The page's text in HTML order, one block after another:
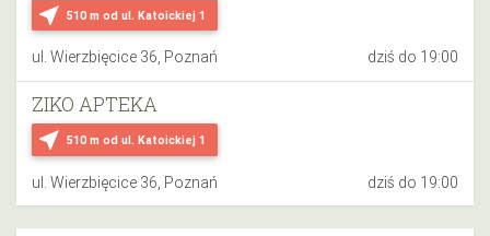
near_me 510 m od ul. Katoickiej 1
ul. Wierzbięcice 36, Poznań dziś do 19:00
near_me 510 m od ul. Katoickiej 1
ZIKO APTEKA
ul. Wierzbięcice 36, Poznań dziś do 19:00